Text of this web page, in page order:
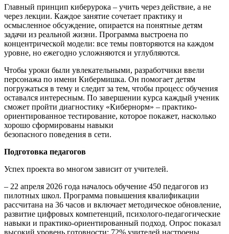
Главный принцип киберурока – учить через действие, а не
через лекции. Каждое занятие сочетает практику и
осмысленное обсуждение, опирается на понятные детям
задачи из реальной жизни. Программа выстроена по
концентрической модели: все темы повторяются на каждом
уровне, но ежегодно усложняются и углубляются.
Чтобы уроки были увлекательными, разработчики ввели
персонажа по имени Кибермишка. Он помогает детям
погружаться в тему и следит за тем, чтобы процесс обучения
оставался интересным. По завершении курса каждый ученик
сможет пройти диагностику «Кибернорм» – практико-
ориентированное тестирование, которое покажет, насколько
хорошо сформированы навыки
безопасного поведения в сети.
Подготовка педагогов
Успех проекта во многом зависит от учителей.
– 22 апреля 2026 года началось обучение 450 педагогов из
пилотных школ. Программа повышения квалификации
рассчитана на 36 часов и включает методическое обновление,
развитие цифровых компетенций, психолого-педагогические
навыки и практико-ориентированный подход. Опрос показал